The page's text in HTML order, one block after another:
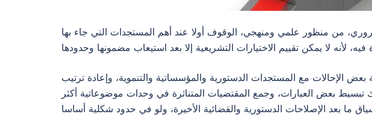
من منظور علمي ومنهجي، الوقوف أولا عند أهم المستجدات التي جاء بها
خلال ملاءمة بعض الإحالات مع المستجدات الدستورية والمؤسساتية والتنموية، وإعادة ترتيب
تبسيط بعض العبارات، وجمع المقتضيات المتناثرة في وحدات موضوعاتية أكثر